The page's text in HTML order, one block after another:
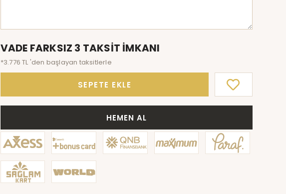
VADE FARKSIZ 3 TAKSİT İMKANI
*3.776 TL 'den başlayan taksitlerle
SEPETE EKLE
HEMEN AL